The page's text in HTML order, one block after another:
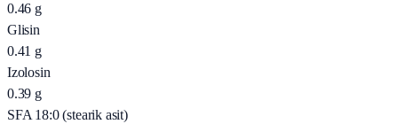
0.46 g
Glisin
0.41 g
Izolosin
0.39 g
SFA 18:0 (stearik asit)